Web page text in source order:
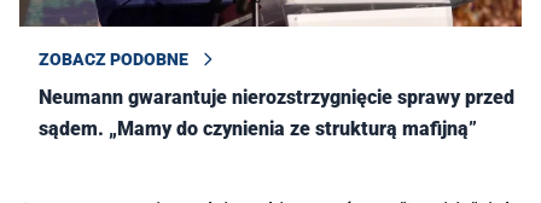
ZOBACZ PODOBNE
Neumann gwarantuje nierozstrzygnięcie sprawy przed
sądem. „Mamy do czynienia ze strukturą mafijną”